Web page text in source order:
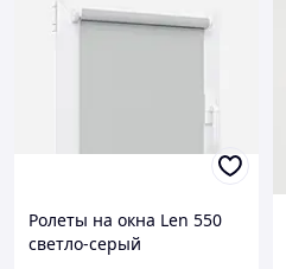
Ролеты на окна Len 550
светло-серый